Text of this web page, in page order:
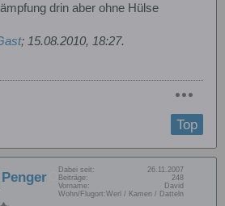
drin aber ohne Hülse
; 15.08.2010, 18:27.
Top
Dabei seit:
26.11.2007
Beiträge:
248
Vorname:
David
Wohn/Flugort:Werl / Kamen / Datteln